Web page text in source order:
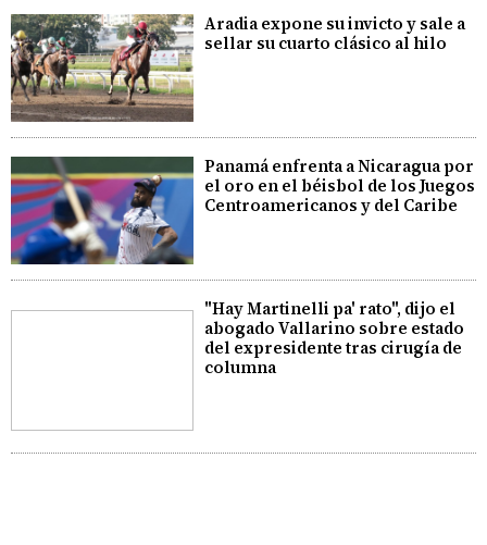
Aradia expone su invicto y sale a
sellar su cuarto clásico al hilo
Panamá enfrenta a Nicaragua por
el oro en el béisbol de los Juegos
Centroamericanos y del Caribe
"Hay Martinelli pa' rato", dijo el
abogado Vallarino sobre estado
del expresidente tras cirugía de
columna